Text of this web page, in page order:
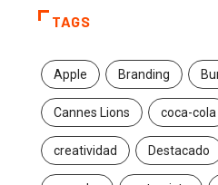
TAGS
Apple Branding
Cannes Lions coca-cola
creatividad Destacado